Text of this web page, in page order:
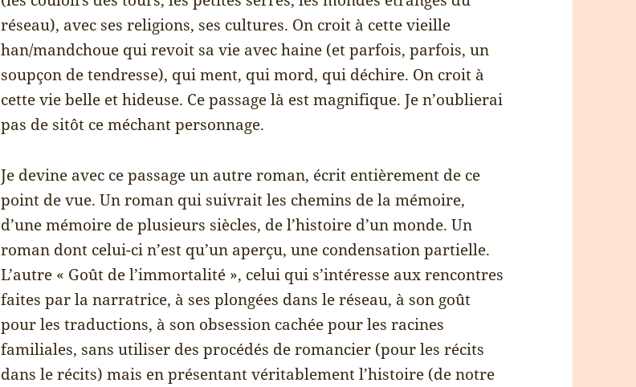
réseau), avec ses religions, ses cultures. On croit à cette vieille
han/mandchoue qui revoit sa vie avec haine (et parfois, parfois, un
soupçon de tendresse), qui ment, qui mord, qui déchire. On croit à
cette vie belle et hideuse. Ce passage là est magnifique. Je n’oublierai
pas de sitôt ce méchant personnage.
Je devine avec ce passage un autre roman, écrit entièrement de ce
point de vue. Un roman qui suivrait les chemins de la mémoire,
d’une mémoire de plusieurs siècles, de l’histoire d’un monde. Un
roman dont celui-ci n’est qu’un aperçu, une condensation partielle.
L’autre « Goût de l’immortalité », celui qui s’intéresse aux rencontres
faites par la narratrice, à ses plongées dans le réseau, à son goût
pour les traductions, à son obsession cachée pour les racines
familiales, sans utiliser des procédés de romancier (pour les récits
dans le récits) mais en présentant véritablement l’histoire (de notre